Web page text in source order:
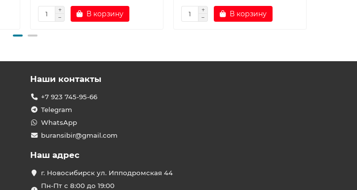
В корзину В корзину
Наши контакты
+7 923 745-95-66
Telegram
WhatsApp
buransibir@gmail.com
Наш адрес
г. Новосибирск ул. Ипподромская 44
Пн-Пт с 8:00 до 19:00